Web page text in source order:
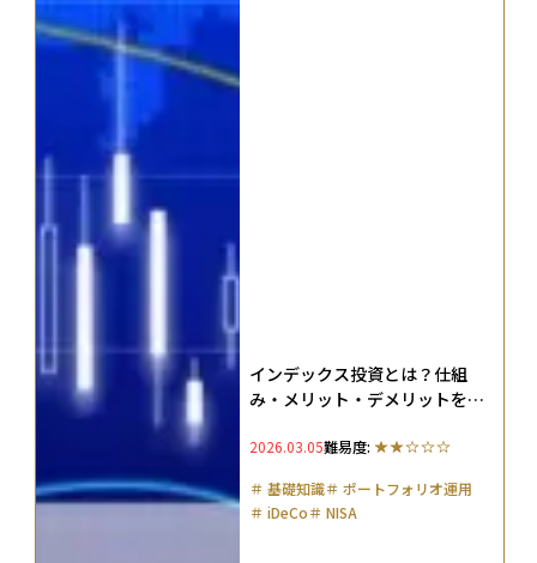
インデックス投資とは？仕組
み・メリット・デメリットをわ
2026.03.05難易度:
＃ 基礎知識＃ ポートフォリオ運用
＃ iDeCo＃ NISA